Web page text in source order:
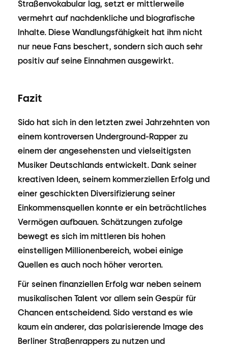
Straßenvokabular lag, setzt er mittlerweile
vermehrt auf nachdenkliche und biografische
Inhalte. Diese Wandlungsfähigkeit hat ihm nicht
nur neue Fans beschert, sondern sich auch sehr
positiv auf seine Einnahmen ausgewirkt.
Fazit
Sido hat sich in den letzten zwei Jahrzehnten von
einem kontroversen Underground-Rapper zu
einem der angesehensten und vielseitigsten
Musiker Deutschlands entwickelt. Dank seiner
kreativen Ideen, seinem kommerziellen Erfolg und
einer geschickten Diversifizierung seiner
Einkommensquellen konnte er ein beträchtliches
Vermögen aufbauen. Schätzungen zufolge
bewegt es sich im mittleren bis hohen
einstelligen Millionenbereich, wobei einige
Quellen es auch noch höher verorten.
Für seinen finanziellen Erfolg war neben seinem
musikalischen Talent vor allem sein Gespür für
Chancen entscheidend. Sido verstand es wie
kaum ein anderer, das polarisierende Image des
Berliner Straßenrappers zu nutzen und